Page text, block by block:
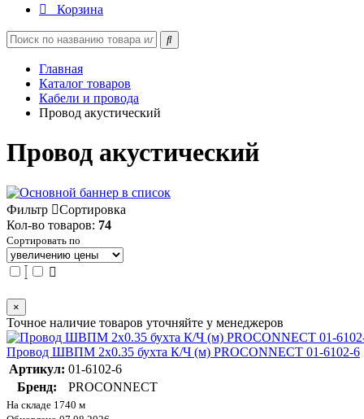
Корзина
Главная
Каталог товаров
Кабели и провода
Провод акустический
Провод акустический
Фильтр
Сортировка
Кол-во товаров: 74
Сортировать по
×
Точное наличие товаров уточняйте у менеджеров
Провод ШВПМ 2х0.35 бухта К/Ч (м) PROCONNECT 01-6102-6
Артикул: 01-6102-6
Бренд:
PROCONNECT
На складе 1740 м